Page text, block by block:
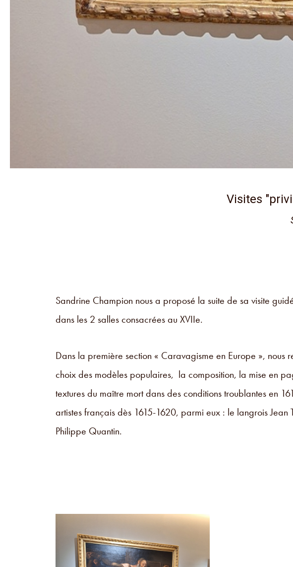
Visites
Sandrine Champion nous a proposé la suite de sa visite
dans les 2 salles consacrées au XVIIe.
Dans la première section « Caravagisme en Europe », nous
choix des modèles populaires, la composition, la mise en
textures du maître mort dans des conditions troublantes en
artistes français dès 1615-1620, parmi eux : le langrois Jean
Philippe Quantin.